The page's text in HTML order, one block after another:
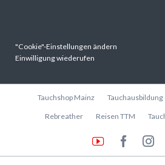
"Cookie"-Einstellungen ändern
Einwilligung wiederufen
Navigation
Tauchshop Mainz Tauchausbildung
Rebreather Reisen TTM